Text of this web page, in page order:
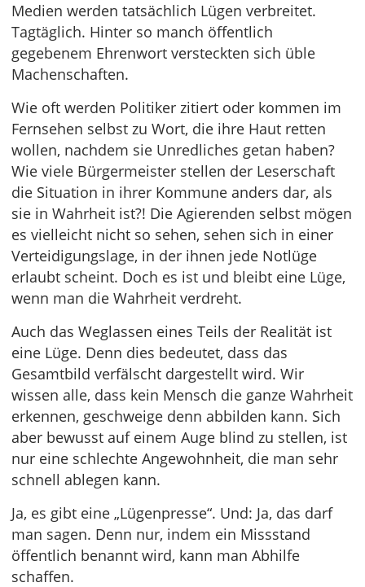
Medien werden tatsächlich Lügen verbreitet.
Tagtäglich. Hinter so manch öffentlich
gegebenem Ehrenwort versteckten sich üble
Machenschaften.
Wie oft werden Politiker zitiert oder kommen im
Fernsehen selbst zu Wort, die ihre Haut retten
wollen, nachdem sie Unredliches getan haben?
Wie viele Bürgermeister stellen der Leserschaft
die Situation in ihrer Kommune anders dar, als
sie in Wahrheit ist?! Die Agierenden selbst mögen
es vielleicht nicht so sehen, sehen sich in einer
Verteidigungslage, in der ihnen jede Notlüge
erlaubt scheint. Doch es ist und bleibt eine Lüge,
wenn man die Wahrheit verdreht.
Auch das Weglassen eines Teils der Realität ist
eine Lüge. Denn dies bedeutet, dass das
Gesamtbild verfälscht dargestellt wird. Wir
wissen alle, dass kein Mensch die ganze Wahrheit
erkennen, geschweige denn abbilden kann. Sich
aber bewusst auf einem Auge blind zu stellen, ist
nur eine schlechte Angewohnheit, die man sehr
schnell ablegen kann.
Ja, es gibt eine „Lügenpresse“. Und: Ja, das darf
man sagen. Denn nur, indem ein Missstand
öffentlich benannt wird, kann man Abhilfe
schaffen.